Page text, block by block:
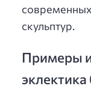
современных
скульптур.
Примеры